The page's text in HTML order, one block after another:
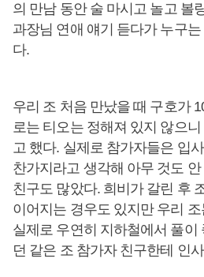
의 만남 동안 술 마시고 놀고 볼
과장님 연애 얘기 듣다가 누구
다.
우리 조 처음 만났을 때 구호가
로는 티오는 정해져 있지 않으
고 했다. 실제로 참가자들은 입
찬가지라고 생각해 아무 것도
친구도 많았다. 희비가 갈린 후
이어지는 경우도 있지만 우리
실제로 우연히 지하철에서 풀이
던 같은 조 참가자 친구한테 인